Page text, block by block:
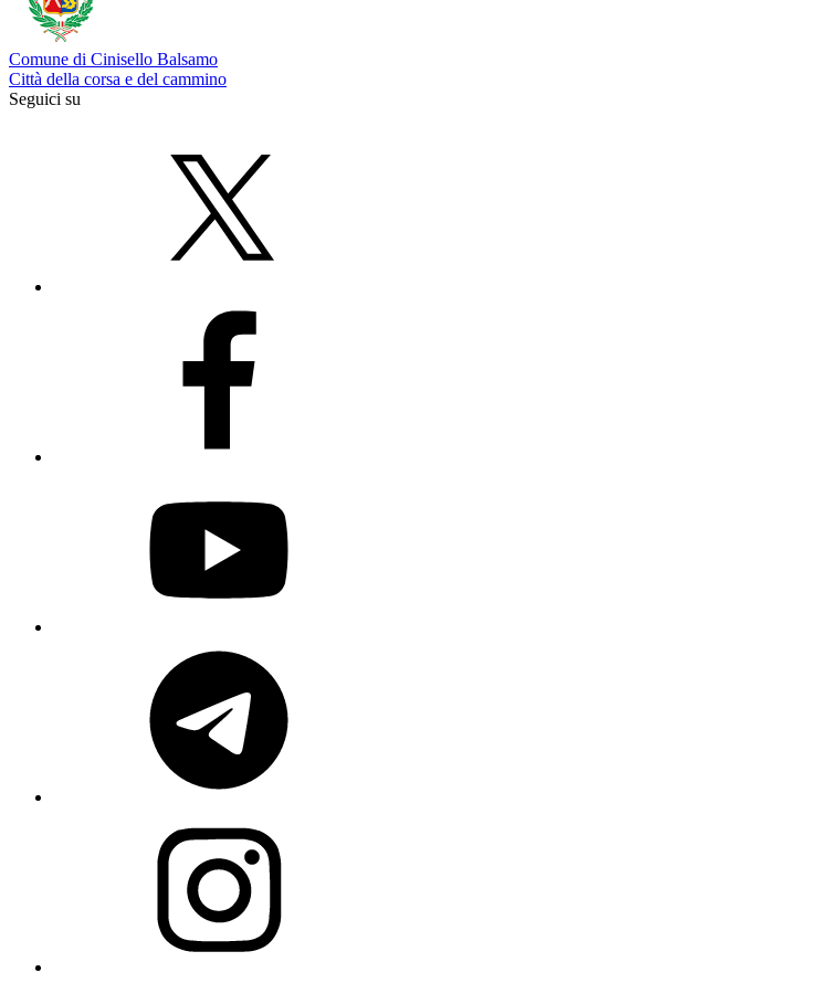
Comune di Cinisello Balsamo
Città della corsa e del cammino
Seguici su